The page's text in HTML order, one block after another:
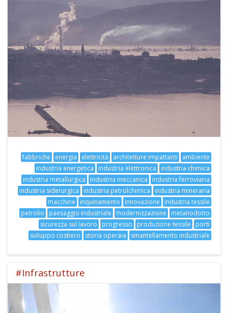
ambiente
architetture impattanti
elettricità
energia
fabbriche
industria chimica
industria elettronica
industria energetica
industria ferroviaria
industria meccanica
industria metallurgica
industria mineraria
industria petrolchimica
industria siderurgica
industria tessile
innovazione
inquinamento
macchine
metanodotto
modernizzazione
paesaggio industriale
petrolio
porti
produzione tessile
progresso
sicurezza sul lavoro
smantellamento industriale
storia operaia
sviluppo costiero
#Infrastrutture